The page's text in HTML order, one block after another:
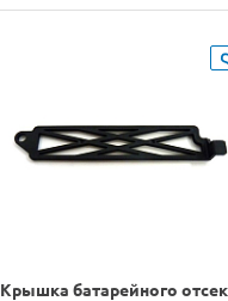
Крышка батарейного